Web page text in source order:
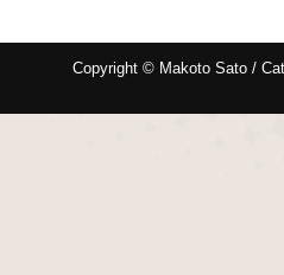
Copyright © Makoto Sato /